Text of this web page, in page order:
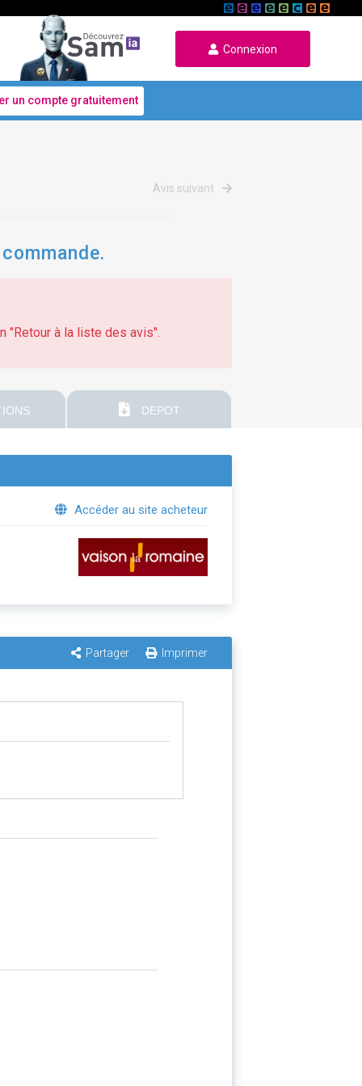
Connexion
un compte gratuitement
Avis suivant
"Retour à la liste des avis".
DEPOT
Accéder au site acheteur
Partager Imprimer